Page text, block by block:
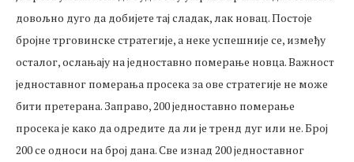
довољно дуго да добијете тај сладак, лак новац. Постоје
бројне трговинске стратегије, а неке успешније се, између
осталог, ослањају на једноставно померање новца. Важност
једноставног померања просека за ове стратегије не може
бити претерана. Заправо, 200 једноставно померање
просека је како да одредите да ли је тренд дуг или не. Број
200 се односи на број дана. Све изнад 200 једноставног